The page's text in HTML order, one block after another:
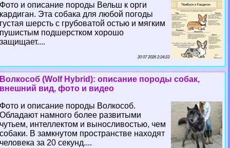
Фото и описание породы Вельш к opги
кардиган. Эта собака для любой погоды
густая шерсть с грубоватой остью и мягким
пушистым подшерстком хорошо
защищает....
20 07 2026 2:24:23
Волкособ (Wolf Hybrid): описание породы собак,
внешний вид, фото и видео
Фото и описание породы Волкособ.
Обладают намного более развитыми
чутьем, интеллектом и выносливостью, чем
собаки. В замкнутом прострaнcтве находят
человека за 20 секунд....